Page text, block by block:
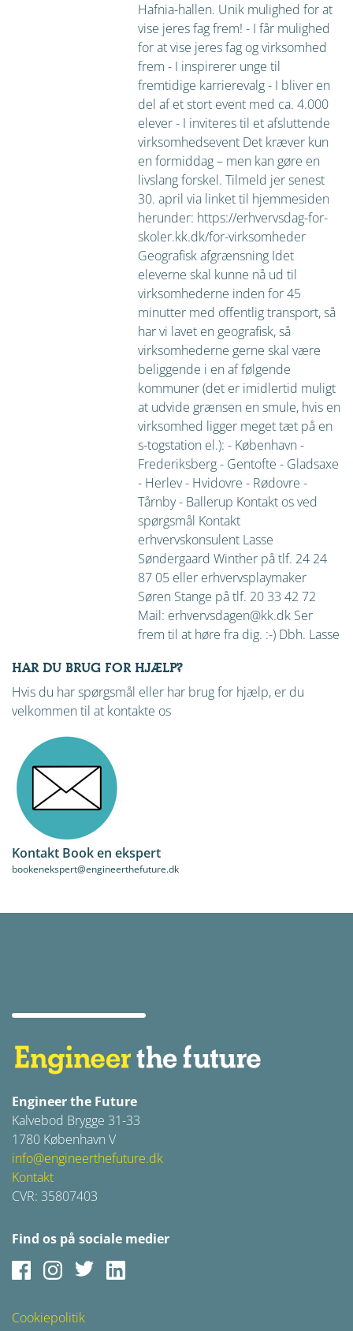
Hafnia-hallen. Unik mulighed for at
vise jeres fag frem! - I får mulighed
for at vise jeres fag og virksomhed
frem - I inspirerer unge til
fremtidige karrierevalg - I bliver en
del af et stort event med ca. 4.000
elever - I inviteres til et afsluttende
virksomhedsevent Det kræver kun
en formiddag – men kan gøre en
livslang forskel. Tilmeld jer senest
30. april via linket til hjemmesiden
herunder: https://erhvervsdag-for-
skoler.kk.dk/for-virksomheder
Geografisk afgrænsning Idet
eleverne skal kunne nå ud til
virksomhederne inden for 45
minutter med offentlig transport, så
har vi lavet en geografisk, så
virksomhederne gerne skal være
beliggende i en af følgende
kommuner (det er imidlertid muligt
at udvide grænsen en smule, hvis en
virksomhed ligger meget tæt på en
s-togstation el.): - København -
Frederiksberg - Gentofte - Gladsaxe
- Herlev - Hvidovre - Rødovre -
Tårnby - Ballerup Kontakt os ved
spørgsmål Kontakt
erhvervskonsulent Lasse
Søndergaard Winther på tlf. 24 24
87 05 eller erhvervsplaymaker
Søren Stange på tlf. 20 33 42 72
Mail: erhvervsdagen@kk.dk Ser
frem til at høre fra dig. :-) Dbh. Lasse
HAR DU BRUG FOR HJÆLP?
Hvis du har spørgsmål eller har brug for hjælp, er du
velkommen til at kontakte os
Kontakt Book en ekspert
bookenekspert@engineerthefuture.dk
Engineer the Future
Kalvebod Brygge 31-33
1780 København V
info@engineerthefuture.dk
Kontakt
CVR: 35807403
Find os på sociale medier
FacebookInstagram
Twitter
Cookiepolitik